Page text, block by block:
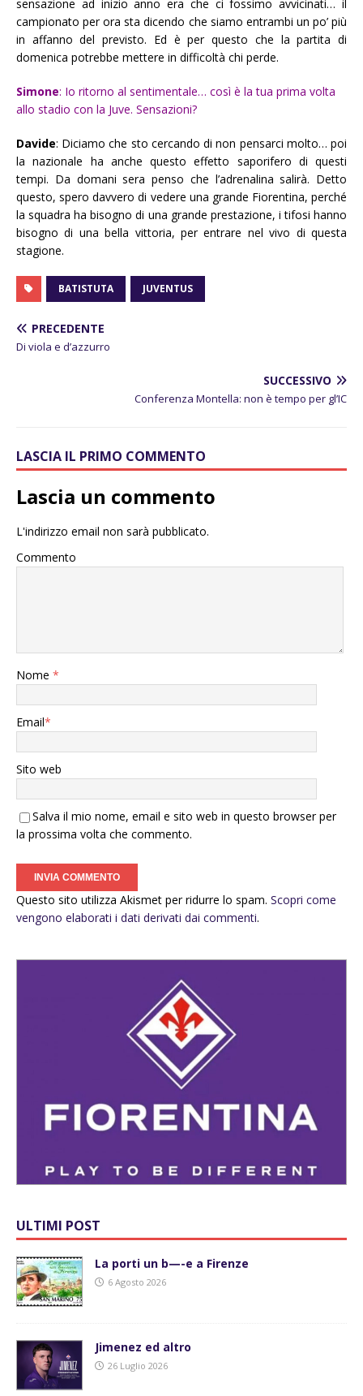
sensazione ad inizio anno era che ci fossimo avvicinati… il
campionato per ora sta dicendo che siamo entrambi un po’ più
in affanno del previsto. Ed è per questo che la partita di
domenica potrebbe mettere in difficoltà chi perde.
Simone: Io ritorno al sentimentale… così è la tua prima volta
allo stadio con la Juve. Sensazioni?
Davide: Diciamo che sto cercando di non pensarci molto… poi
la nazionale ha anche questo effetto saporifero di questi
tempi. Da domani sera penso che l’adrenalina salirà. Detto
questo, spero davvero di vedere una grande Fiorentina, perché
la squadra ha bisogno di una grande prestazione, i tifosi hanno
bisogno di una bella vittoria, per entrare nel vivo di questa
stagione.
BATISTUTA JUVENTUS
PRECEDENTE
Di viola e d’azzurro
SUCCESSIVO
Conferenza Montella: non è tempo per gl’IC
LASCIA IL PRIMO COMMENTO
Lascia un commento
L'indirizzo email non sarà pubblicato.
Commento
Nome *
Email*
Sito web
Salva il mio nome, email e sito web in questo browser per
la prossima volta che commento.
Questo sito utilizza Akismet per ridurre lo spam. Scopri come
vengono elaborati i dati derivati dai commenti.
ULTIMI POST
La porti un b—-e a Firenze
6 Agosto 2026
Jimenez ed altro
26 Luglio 2026